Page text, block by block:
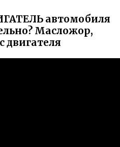
автомобиля
Масложор,
двигателя